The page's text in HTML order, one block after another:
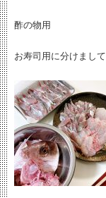
酢の物用
お寿司用に分けまして